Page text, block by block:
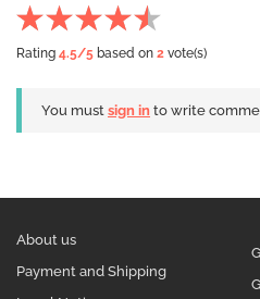
Rating 4.5/5 based on 2 vote(s)
You must sign in to write
About us
Payment and Shipping